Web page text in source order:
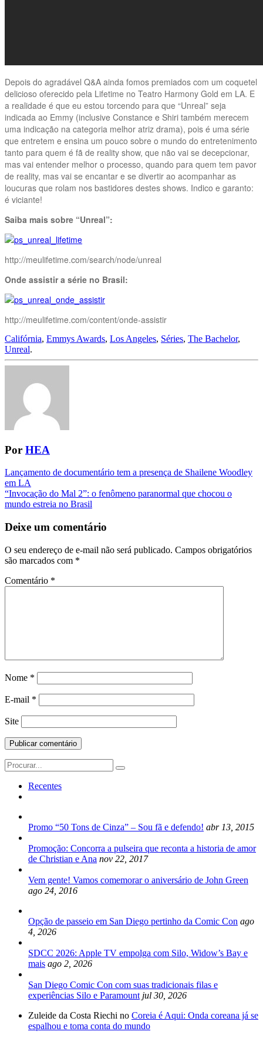
Depois do agradável Q&A ainda fomos premiados com um coquetel
delicioso oferecido pela Lifetime no Teatro Harmony Gold em LA. E
a realidade é que eu estou torcendo para que “Unreal” seja
indicada ao Emmy (inclusive Constance e Shiri também merecem
uma indicação na categoria melhor atriz drama), pois é uma série
que entretem e ensina um pouco sobre o mundo do entretenimento
tanto para quem é fã de reality show, que não vai se decepcionar,
mas vai entender melhor o processo, quando para quem tem pavor
de reality, mas vai se encantar e se divertir ao acompanhar as
loucuras que rolam nos bastidores destes shows. Indico e garanto:
é viciante!
Saiba mais sobre “Unreal”:
http://meulifetime.com/search/node/unreal
Onde assistir a série no Brasil:
http://meulifetime.com/content/onde-assistir
Califórnia, Emmys Awards, Los Angeles, Séries, The Bachelor,
Unreal.
Por HEA
Navegação
da
Postagem
Lançamento de documentário tem a presença de Shailene Woodley
em LA
“Invocação do Mal 2”: o fenômeno paranormal que chocou o
mundo estreia no Brasil
Deixe um comentário
O seu endereço de e-mail não será publicado. Campos obrigatórios
são marcados com *
Comentário *
Nome *
E-mail *
Site
Search
for:
Recentes
Promo “50 Tons de Cinza” – Sou fã e defendo! abr 13, 2015
Promoção: Concorra a pulseira que reconta a historia de amor
de Christian e Ana nov 22, 2017
Vem gente! Vamos comemorar o aniversário de John Green
ago 24, 2016
Opção de passeio em San Diego pertinho da Comic Con ago
4, 2026
SDCC 2026: Apple TV empolga com Silo, Widow’s Bay e
mais ago 2, 2026
San Diego Comic Con com suas tradicionais filas e
experiências Silo e Paramount jul 30, 2026
Zuleide da Costa Riechi no Coreia é Aqui: Onda coreana já se
espalhou e toma conta do mundo